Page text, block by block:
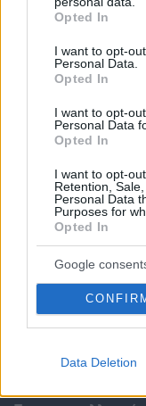
grant or deny
use your data for
consent section.
Opted In
I want to opt-
Personal Data.
Opted In
I want to opt-
Personal Data
Opted In
I want to opt-
Retention,
Personal Data
Purposes for
Opted In
Google
Data Deletion
οικονομική
08.08.2026, 15:41